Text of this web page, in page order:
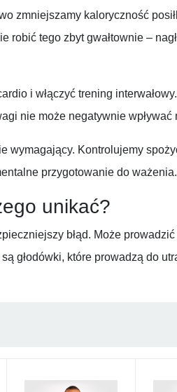
zmniejszamy kaloryczność
robić tego zbyt gwałtownie –
i włączyć trening
nie może negatywnie
wymagający. Kontrolujemy
przygotowanie do ważenia.
unikać?
błąd. Może
głodówki, które prowadzą do